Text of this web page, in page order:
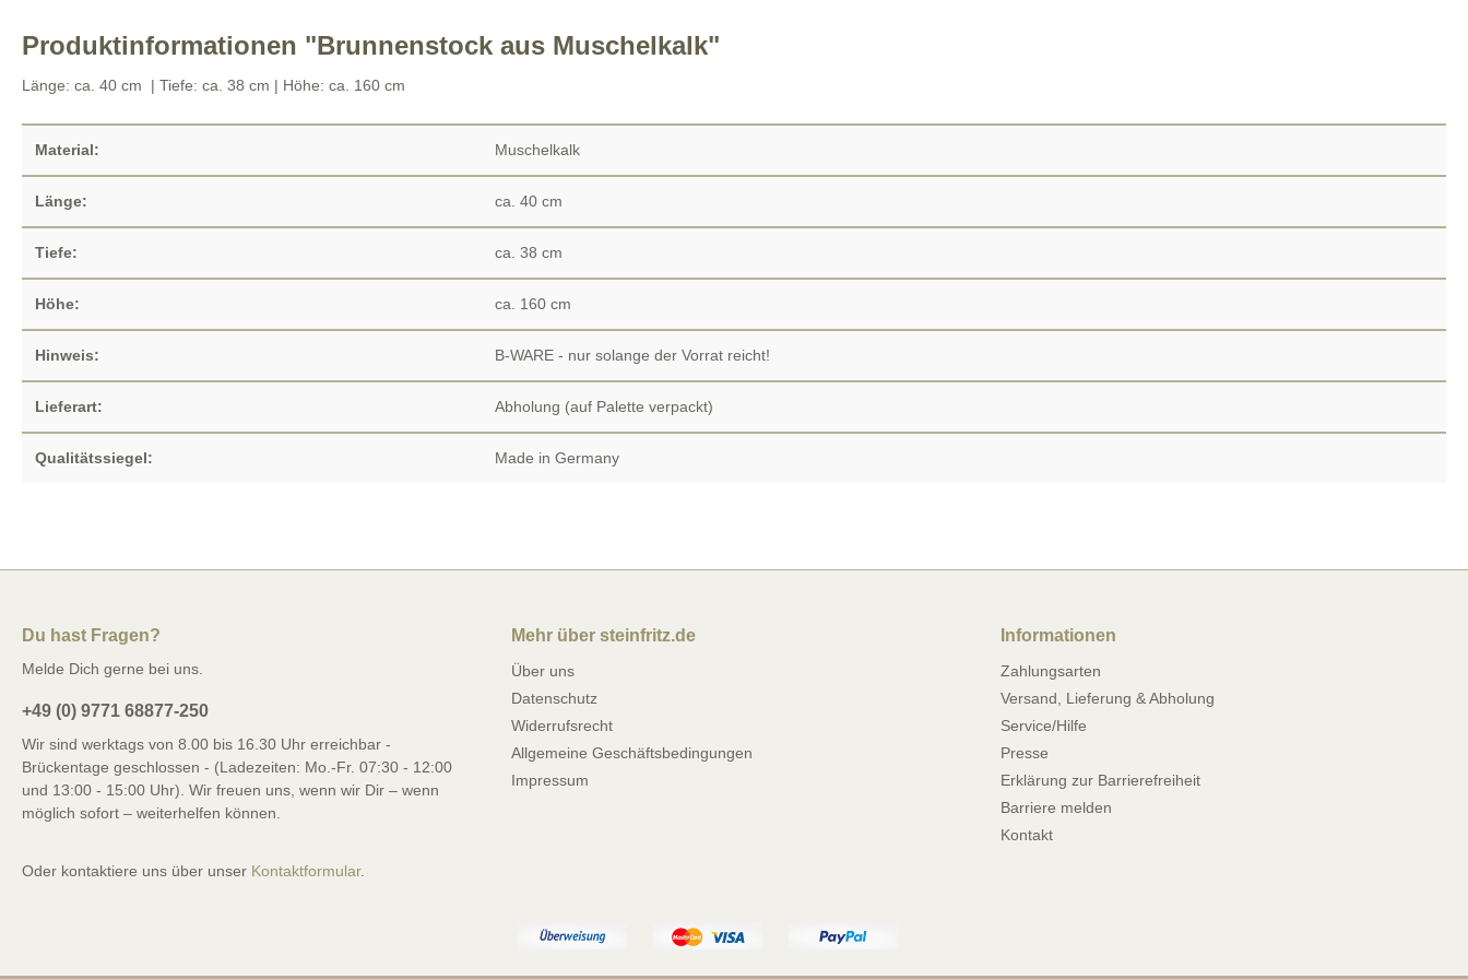
Produktinformationen "Brunnenstock aus Muschelkalk"
Länge: ca. 40 cm | Tiefe: ca. 38 cm | Höhe: ca. 160 cm
Material: Muschelkalk
Länge: ca. 40 cm
Tiefe: ca. 38 cm
Höhe: ca. 160 cm
Hinweis: B-WARE - nur solange der Vorrat reicht!
Lieferart: Abholung (auf Palette verpackt)
Qualitätssiegel: Made in Germany
Du hast Fragen?
Melde Dich gerne bei uns.
+49 (0) 9771 68877-250
Wir sind werktags von 8.00 bis 16.30 Uhr erreichbar -
Brückentage geschlossen - (Ladezeiten: Mo.-Fr. 07:30 - 12:00
und 13:00 - 15:00 Uhr). Wir freuen uns, wenn wir Dir – wenn
möglich sofort – weiterhelfen können.
Oder kontaktiere uns über unser Kontaktformular.
Mehr über steinfritz.de
Über uns
Datenschutz
Widerrufsrecht
Allgemeine Geschäftsbedingungen
Impressum
Informationen
Zahlungsarten
Versand, Lieferung & Abholung
Service/Hilfe
Presse
Erklärung zur Barrierefreiheit
Barriere melden
Kontakt